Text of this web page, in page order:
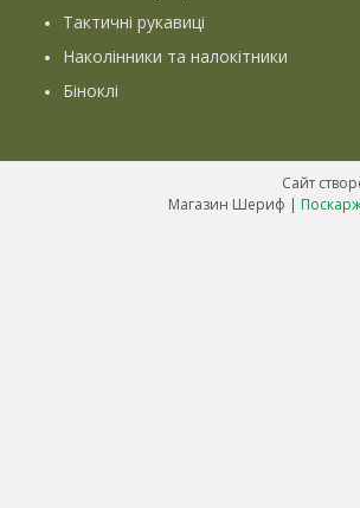
Тактичні рукавиці
Наколінники та налокітники
Біноклі
Сайт
Магазин Шериф |